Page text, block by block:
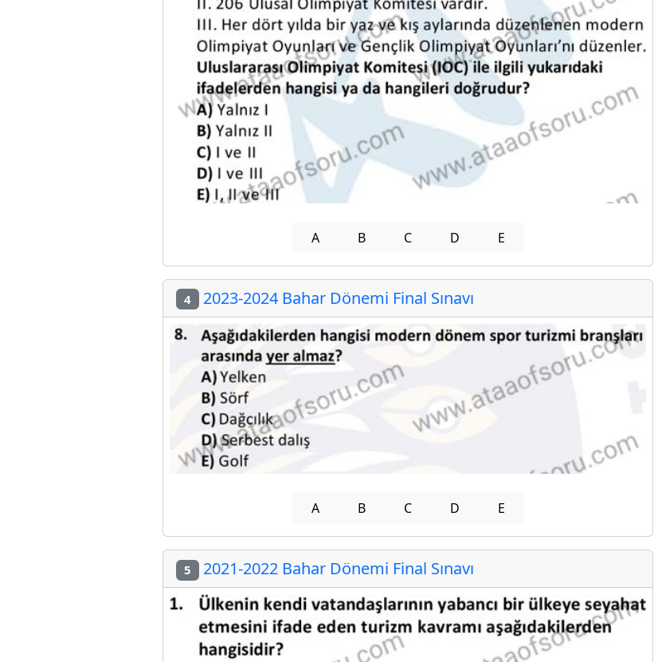
A B C D E
4 2023-2024 Bahar Dönemi Final Sınavı
A B C D E
5 2021-2022 Bahar Dönemi Final Sınavı